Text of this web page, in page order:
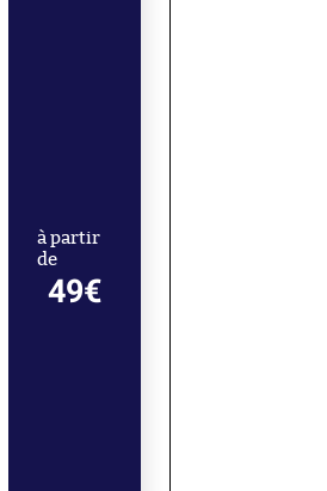
à partir
de
49€